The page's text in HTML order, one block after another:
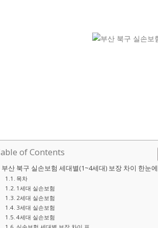
of Contents
부산 북구 실손보험 세대별(1~4세대) 보장 차이 한눈
목차
1세대 실손보험
2세대 실손보험
3세대 실손보험
4세대 실손보험